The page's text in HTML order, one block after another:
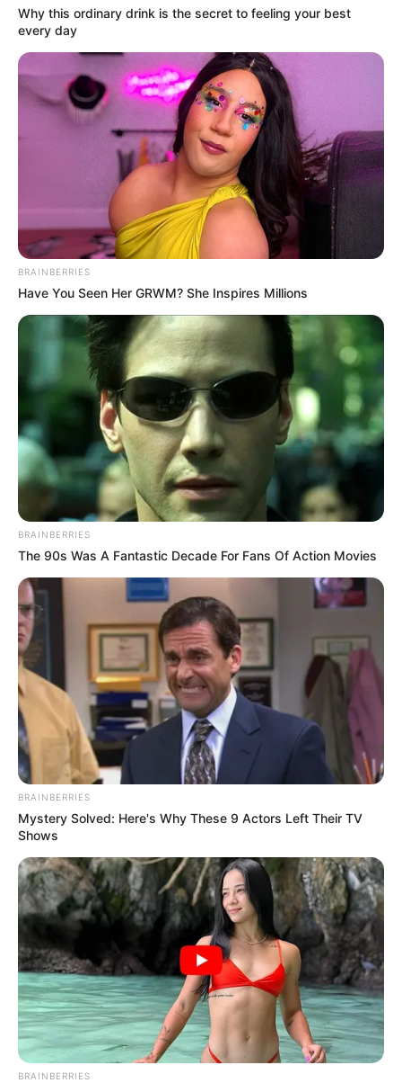
Why this ordinary drink is the secret to feeling your best
every day
BRAINBERRIES
Have You Seen Her GRWM? She Inspires Millions
BRAINBERRIES
The 90s Was A Fantastic Decade For Fans Of Action Movies
BRAINBERRIES
Mystery Solved: Here's Why These 9 Actors Left Their TV
Shows
BRAINBERRIES